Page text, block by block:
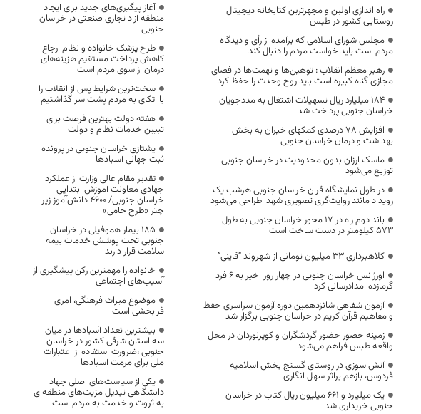
راه اندازی اولین و مجهزترین کتابخانه دیجیتال
روستایی کشور در طبس
مجلس شورای اسلامی که برآمده از رأی و دیدگاه
مردم است باید خواست مردم را دنبال کند
️رهبر معظم انقلاب : توهین‌ها و تهمت‌ها در فضای
مجازی گناه کبیره است باید روح وحدت را حفظ کرد
۱۸۴ میلیارد ریال تسهیلات اشتغال به مددجویان
خراسان جنوبی پرداخت شد
افزایش 78 درصدی کمکهای خیران به بخش
بهداشت و درمان خراسان جنوبی
ماسک ارزان بدون محدودیت در خراسان جنوبی
توزیع می‌شود
در طول نمایشگاه قران خراسان جنوبی هرشب یک
رویداد مانند روایت‌گری تصویری شهدا طراحی می‌شود
باند دوم راه در ۱۷ محور خراسان جنوبی به طول
۵۷۳ کیلومتر در دست ساخت است
کلاهبرداری 33 میلیون تومانی از شهروند “قاینی”
اورژانس خراسان جنوبی در چهار روز اخیر به ۶ فرد
گرمازده امدادرسانی کرد
آزمون شفاهی شانزدهمین دوره آزمون سراسری حفظ
و مفاهیم قرآن کریم در خراسان جنوبی برگزار شد
زمینه حضور حضور گردشگران و کویرنوردان در محل
واقعه طبس فراهم می‌شود
آتش سوزی در روستای گستج بخش اسلامیه
فردوس، بازهم براثر سهل انگاری
یک میلیارد و ۶۶۱ میلیون ریال کتاب در خراسان
جنوبی خریداری شد
آغاز پیگیری‌های جدید برای ایجاد
منطقه آزاد تجاری صنعتی در خراسان
جنوبی
طرح پزشک خانواده و نظام ارجاع
کاهش پرداخت مستقیم هزینه‌های
درمان از سوی مردم است
سخت‌ترین شرایط پس از انقلاب را
با اتکای به مردم پشت سر گذاشتیم
هفته دولت بهترین فرصت برای
تبیین خدمات نظام و دولت
یشتازی خراسان جنوبی در پرونده
ثبت جهانی آسبادها
تقدیر مقام عالی وزارت از عملکرد
جهادی معاونت آموزش ابتدایی
خراسان جنوبی/ ۴۶۰۰ دانش‌آموز زیر
چتر «طرح حامی»
۱۸۵ بیمار هموفیلی در خراسان
جنوبی تحت پوشش خدمات بیمه
سلامت قرار دارند
خانواده را مهمترین رکن پیشگیری از
آسیب‌های اجتماعی
موضوع میراث فرهنگی، امری
فرابخشی است
بیشترین تعداد آسبادها در میان
سه استان شرقی کشور در خراسان
جنوبی ،ضرورت استفاده از اعتبارات
ملی برای مرمت آسبادها
یکی از سیاست‌های اصلی جهاد
دانشگاهی تبدیل مزیت‌های منطقه‌ای
به ثروت و خدمت به مردم است